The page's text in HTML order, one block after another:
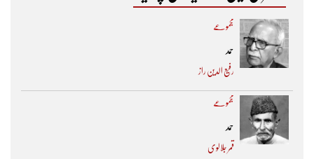
مجموعے
حمد
رفیع الدین راز
مجموعے
حمد
قمر جلالوی